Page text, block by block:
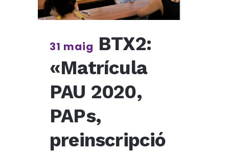
31 maig BTX2:
«Matrícula
PAU 2020,
PAPs,
preinscripció